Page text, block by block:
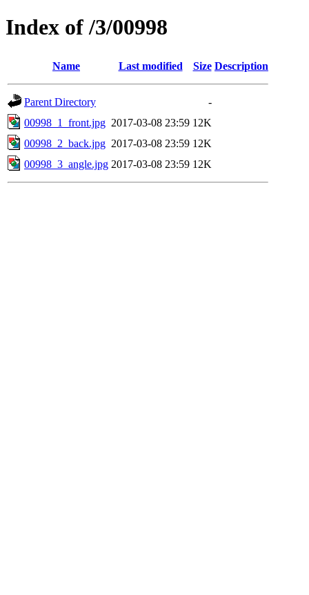
Index of /3/00998
Name Last modified Size Description
Parent Directory
-
00998_1_front.jpg 2017-03-08 23:59 12K
00998_2_back.jpg 2017-03-08 23:59 12K
00998_3_angle.jpg 2017-03-08 23:59 12K